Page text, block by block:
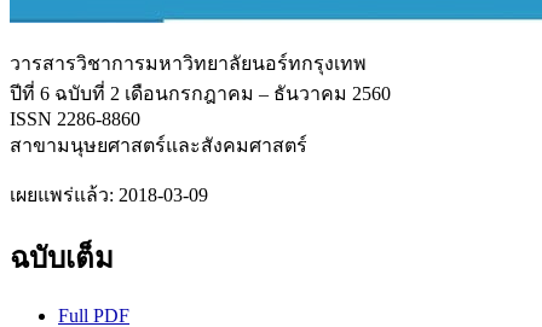
วารสารวิชาการมหาวิทยาลัยนอร์ทกรุงเทพ
ปีที่ 6 ฉบับที่ 2 เดือนกรกฎาคม – ธันวาคม 2560
ISSN 2286-8860
สาขามนุษยศาสตร์และสังคมศาสตร์
เผยแพร่แล้ว: 2018-03-09
ฉบับเต็ม
Full PDF